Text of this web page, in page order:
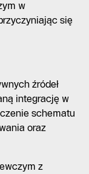
w
się
źródeł
integrację w
schematu
oraz
z